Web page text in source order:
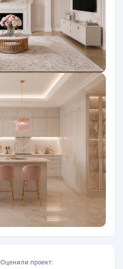
Оценили проект: